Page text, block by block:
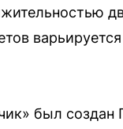
был создан